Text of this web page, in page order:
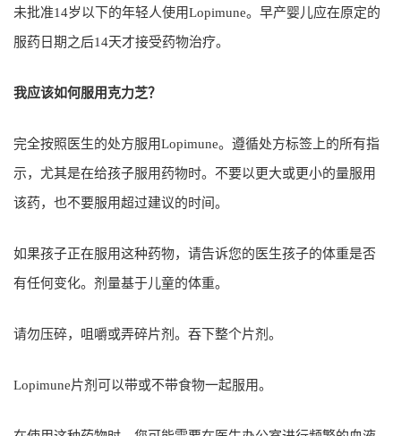
未批准14岁以下的年轻人使用Lopimune。早产婴儿应在原定的
服药日期之后14天才接受药物治疗。
我应该如何服用克力芝？
完全按照医生的处方服用Lopimune。遵循处方标签上的所有指
示，尤其是在给孩子服用药物时。不要以更大或更小的量服用
该药，也不要服用超过建议的时间。
如果孩子正在服用这种药物，请告诉您的医生孩子的体重是否
有任何变化。剂量基于儿童的体重。
请勿压碎，咀嚼或弄碎片剂。吞下整个片剂。
Lopimune片剂可以带或不带食物一起服用。